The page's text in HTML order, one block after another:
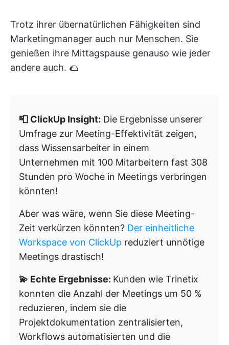
Trotz ihrer übernatürlichen Fähigkeiten sind
Marketingmanager auch nur Menschen. Sie
genießen ihre Mittagspause genauso wie jeder
andere auch. 🌮
📮 ClickUp Insight: Die Ergebnisse unserer
Umfrage zur Meeting-Effektivität zeigen,
dass Wissensarbeiter in einem
Unternehmen mit 100 Mitarbeitern fast 308
Stunden pro Woche in Meetings verbringen
könnten!
Aber was wäre, wenn Sie diese Meeting-
Zeit verkürzen könnten? Der einheitliche
Workspace von ClickUp reduziert unnötige
Meetings drastisch!
💫 Echte Ergebnisse: Kunden wie Trinetix
konnten die Anzahl der Meetings um 50 %
reduzieren, indem sie die
Projektdokumentation zentralisierten,
Workflows automatisierten und die